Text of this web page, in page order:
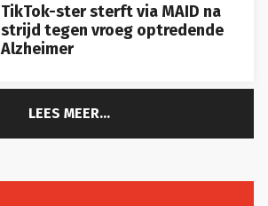
TikTok-ster sterft via MAID na
strijd tegen vroeg optredende
Alzheimer
LEES MEER...